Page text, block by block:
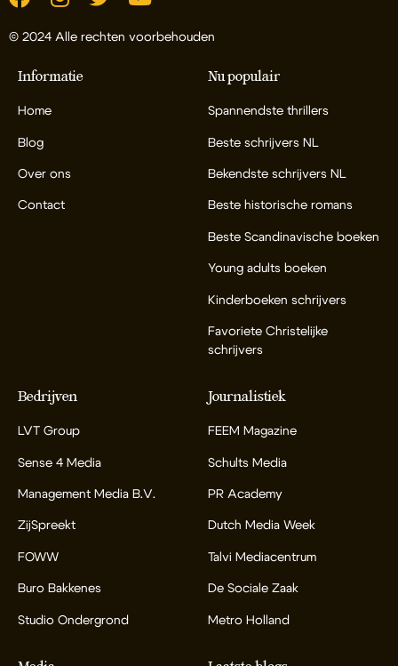
© 2024 Alle rechten voorbehouden
Informatie
Home
Blog
Over ons
Contact
Nu populair
Spannendste thrillers
Beste schrijvers NL
Bekendste schrijvers NL
Beste historische romans
Beste Scandinavische boeken
Young adults boeken
Kinderboeken schrijvers
Favoriete Christelijke
schrijvers
Bedrijven
LVT Group
Sense 4 Media
Management Media B.V.
ZijSpreekt
FOWW
Buro Bakkenes
Studio Ondergrond
Journalistiek
FEEM Magazine
Schults Media
PR Academy
Dutch Media Week
Talvi Mediacentrum
De Sociale Zaak
Metro Holland